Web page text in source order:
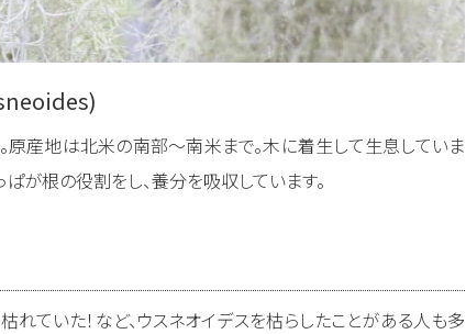
原産地は北米の南部〜南米まで。木に着生して生息していま
が根の役割をし、養分を吸収しています。
れていた！など、ウスネオイデスを枯らしたことがある人も多